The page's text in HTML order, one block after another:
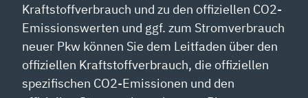
Kraftstoffverbrauch und zu den offiziellen CO2-
Emissionswerten und ggf. zum Stromverbrauch
neuer Pkw können Sie dem Leitfaden über den
offiziellen Kraftstoffverbrauch, die offiziellen
spezifischen CO2-Emissionen und den